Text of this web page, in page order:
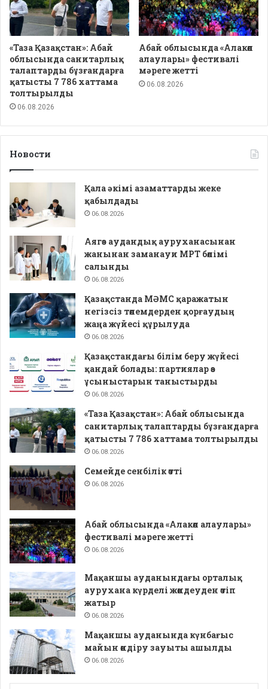
«Таза Қазақстан»: Абай
облысында санитарлық
талаптарды бұзғандарға
қатысты 7 786 хаттама
толтырылды
06.08.2026
Абай облысында «Алакөл
алаулары» фестивалі
мәреге жетті
06.08.2026
Новости
Қала әкімі азаматтарды жеке
қабылдады
06.08.2026
Аягөз аудандық ауруханасынан
жанынан заманауи МРТ бөлімі
салынды
06.08.2026
Қазақстанда МӘМС қаражатын
негізсіз төлемдерден қорғаудың
жаңа жүйесі құрылуда
06.08.2026
Қазақстандағы білім беру жүйесі
қандай болады: партиялар өз
ұсыныстарын таныстырды
06.08.2026
«Таза Қазақстан»: Абай облысында
санитарлық талаптарды бұзғандарға
қатысты 7 786 хаттама толтырылды
06.08.2026
Семейде сенбілік өтті
06.08.2026
Абай облысында «Алакөл алаулары»
фестивалі мәреге жетті
06.08.2026
Мақаншы ауданындағы орталық
аурухана күрделі жөндеуден өтіп
жатыр
06.08.2026
Мақаншы ауданында күнбағыс
майын өндіру зауыты ашылды
06.08.2026